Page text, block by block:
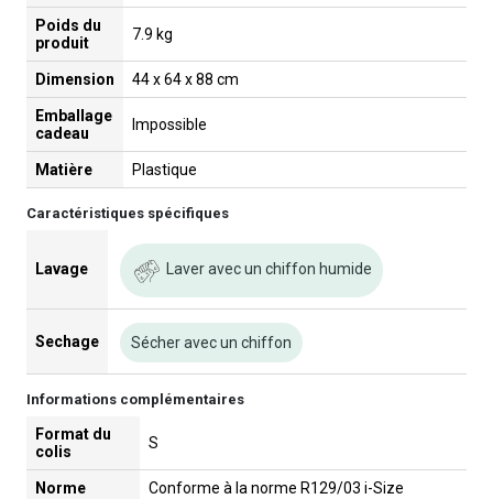
Poids du
produit
7.9 kg
Dimension 44 x 64 x 88 cm
Emballage
cadeau
Impossible
Matière Plastique
Caractéristiques spécifiques
Lavage Laver avec un chiffon humide
Sechage Sécher avec un chiffon
Informations complémentaires
Format du
colis
S
Norme Conforme à la norme R129/03 i-Size